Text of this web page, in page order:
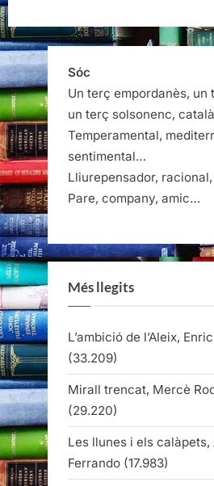
Clapés,
Quid
Sóc
Un terç empordanès, un
un terç solsonenc,
Temperamental,
sentimental…
Lliurepensador,
Pare, company, amic…
Més llegits
L’ambició de l’Aleix,
(33.209)
Mirall trencat, Mercè
(29.220)
Les llunes i els calàpets,
Ferrando (17.983)